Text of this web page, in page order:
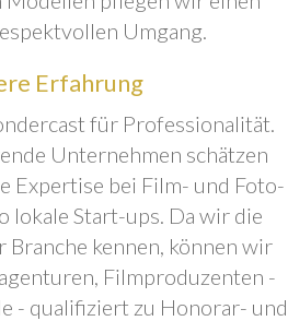
Umgang.
Erfahrung
für Professionalität.
Unternehmen schätzen
Expertise bei Film- und Foto-
lokale Start-ups. Da wir die
kennen, können wir
Filmproduzenten -
- qualifiziert zu Honorar- und